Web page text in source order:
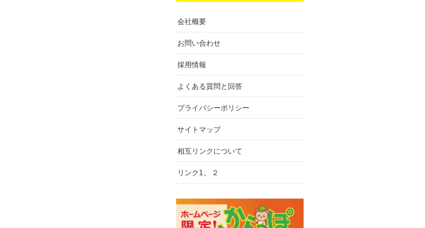
会社概要
お問い合わせ
採用情報
よくある質問と回答
プライバシーポリシー
サイトマップ
相互リンクについて
リンク1、 ２